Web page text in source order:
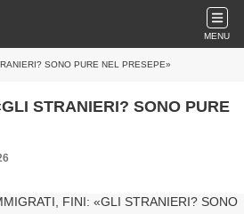
MENU
SONO PURE NEL PRESEPE»
STRANIERI? SONO PURE